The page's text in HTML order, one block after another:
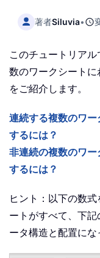
著者Siluvia•
このチュートリア
数のワークシート
をご紹介します。
連続する複数のワ
するには？
非連続の複数のワ
するには？
ヒント：以下の数
ートがすべて、下
ータ構造と配置にな